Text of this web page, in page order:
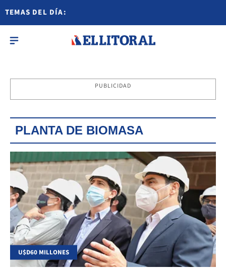
TEMAS DEL DÍA:
PUBLICIDAD
PLANTA DE BIOMASA
U$D60 MILLONES